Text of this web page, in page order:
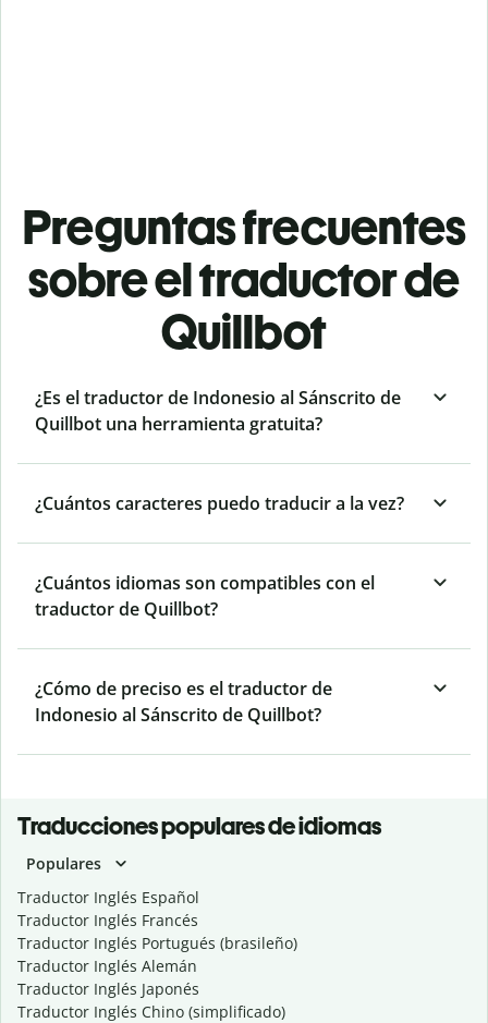
Preguntas frecuentes
sobre el traductor de
Quillbot
¿Es el traductor de Indonesio al Sánscrito de
Quillbot una herramienta gratuita?
¿Cuántos caracteres puedo traducir a la vez?
¿Cuántos idiomas son compatibles con el
traductor de Quillbot?
¿Cómo de preciso es el traductor de
Indonesio al Sánscrito de Quillbot?
Traducciones populares de idiomas
Populares
Traductor Inglés Español
Traductor Inglés Francés
Traductor Inglés Portugués (brasileño)
Traductor Inglés Alemán
Traductor Inglés Japonés
Traductor Inglés Chino (simplificado)